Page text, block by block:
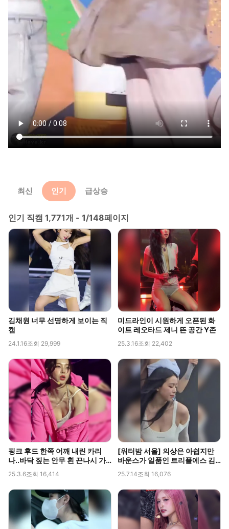
최신 인기 급상승
인기 직캠 1,771개 - 1/148페이지
김채원 너무 선명하게 보이는 직
캠
24.1.16조회 29,999
미드라인이 시원하게 오픈된 화
이트 레오타드 제니 뜬 공간 Y존
25.3.16조회 22,402
핑크 후드 한쪽 어깨 내린 카리
나..바닥 짚는 안무 흰 끈나시 가
25.3.6조회 16,414
[워터밤 서울] 의상은 아쉽지만
바운스가 일품인 트리플에스 김
25.7.14조회 16,076